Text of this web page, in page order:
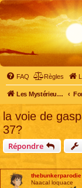
FAQ Règles
Les Mystérieuses Cités d'Or - LesCitesdOr.com
la voie de
37?
Répondre
thebunkerparodie
Naacal loquace